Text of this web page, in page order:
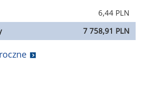
6,44 PLN
7 758,91 PLN